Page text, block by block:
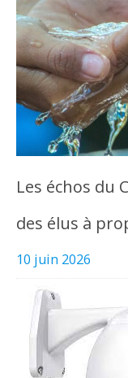
Les échos du
des élus à
10 juin 2026